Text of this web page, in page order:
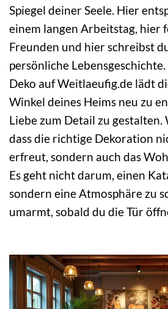
Spiegel deiner Seele. Hier
einem langen Arbeitstag, hier
Freunden und hier schreibst
persönliche
Deko auf Weitlaeufig.de lädt
Winkel deines Heims neu zu
Liebe zum Detail zu gestalten.
dass die richtige Dekoration
erfreut, sondern auch das
Es geht nicht darum, einen
sondern eine Atmosphäre zu
umarmt, sobald du die Tür